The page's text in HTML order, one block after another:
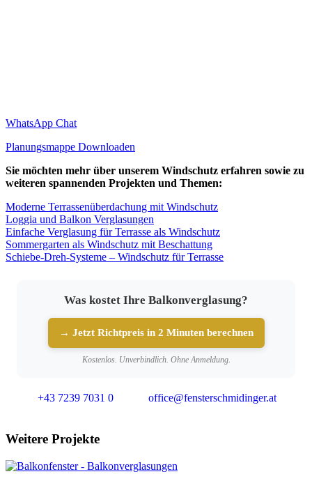
WhatsApp Chat
Planungsmappe Downloaden
Sie möchten mehr über unserem Windschutz erfahren sowie zu
weiteren spannenden Projekten und Themen:
Moderne Terrassenüberdachung mit Windschutz
Loggia und Balkon Verglasungen
Einfache Verglasung für Terrasse als Windschutz
Sommergarten als Windschutz mit Beschattung
Schiebe-Dreh-Systeme – Windschutz für Terrasse
Was kostet Ihre Balkonverglasung?
→ Jetzt Richtpreis in 2 Minuten berechnen
Kostenlos. Unverbindlich. Ohne Anmeldung.
+43 7239 7031 0 office@fensterschmidinger.at
Weitere Projekte